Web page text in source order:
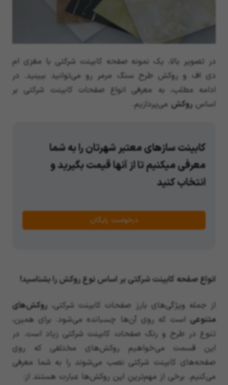
در تصویر بالا، یک نمونه صفحه کابینت شرکتی با مغزی ام
دی اف و روکش طرح سنگ مرمر رو می‌توانید ببینید. در
ادامه مطلب، به معرفی انواع صفحات کابینت شرکتی بر
اساس روکش می‌پردازیم.
کابینت سازهای معتبر شهرتان را به شما
معرفی میکنیم تا از آنها قیمت بگیرید و
انتخاب کنید
درخواست رایگان
انواع صفحه کابینت شرکتی بر اساس نوع روکش را بشناسید!
از جمله ویژگی‌های بارز صفحات کابینت شرکتی، روکش‌های
متنوعی است که روی آن‌ها چسبانده می‌شود. برای همین،
تنوع در طرح و رنگ صفحات کابینت شرکتی زیاد است. در
این قسمت می‌خواهیم روکش‌های مختلفی که روی
صفحه‌های کابینت شرکتی نصب می‌شوند را به شما معرفی
می‌کنیم. برخی از مهم‌ترینِ این روکش‌ها عبارت‌ هستند از: